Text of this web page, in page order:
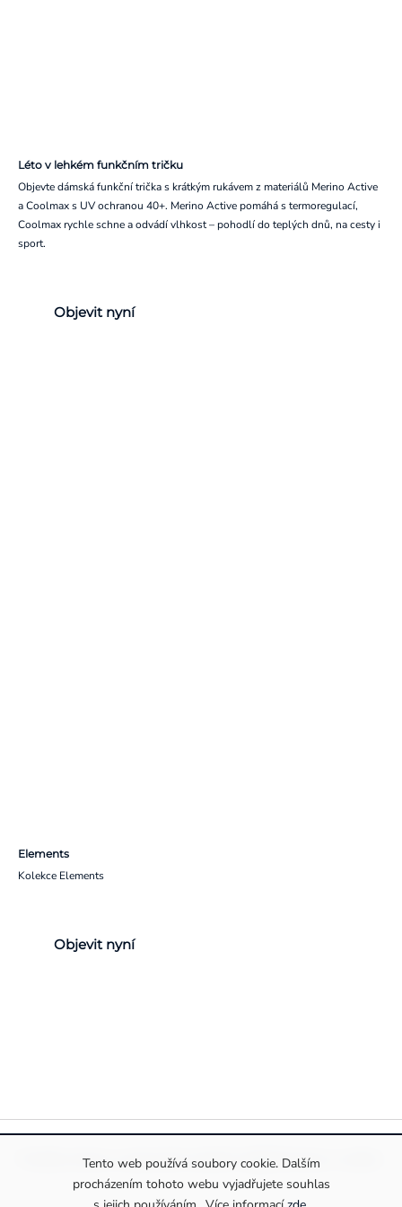
Tento web používá soubory cookie. Dalším
procházením tohoto webu vyjadřujete souhlas
Léto v lehkém funkčním tričku
Objevte dámská funkční trička s krátkým rukávem z materiálů Merino Active
a Coolmax s UV ochranou 40+. Merino Active pomáhá s termoregulací,
Coolmax rychle schne a odvádí vlhkost – pohodlí do teplých dnů, na cesty i
sport.
Objevit nyní
Elements
Kolekce Elements
Objevit nyní
Pravidla ochrany a zpracování osobních údajůInformace o cookies